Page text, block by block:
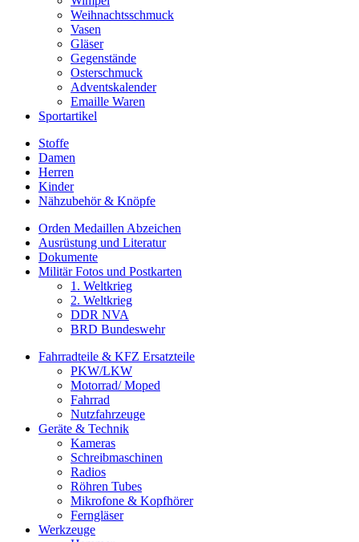
Weihnachtsschmuck
Vasen
Gläser
Gegenstände
Osterschmuck
Adventskalender
Emaille Waren
Sportartikel
Stoffe
Damen
Herren
Kinder
Nähzubehör & Knöpfe
Orden Medaillen Abzeichen
Ausrüstung und Literatur
Dokumente
Militär Fotos und Postkarten
1. Weltkrieg
2. Weltkrieg
DDR NVA
BRD Bundeswehr
Fahrradteile & KFZ Ersatzteile
PKW/LKW
Motorrad/ Moped
Fahrrad
Nutzfahrzeuge
Geräte & Technik
Kameras
Schreibmaschinen
Radios
Röhren Tubes
Mikrofone & Kopfhörer
Ferngläser
Werkzeuge